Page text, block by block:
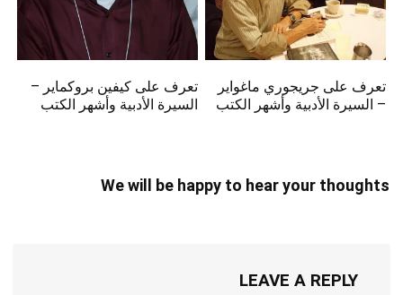
تعرف على جريجوري ماغواير
– السيرة الأدبية وأشهر الكتب
تعرف على كيفين بروكماير –
السيرة الأدبية وأشهر الكتب
We will be happy to hear your thoughts
LEAVE A REPLY